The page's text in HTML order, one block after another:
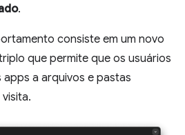
.
consiste em um novo
que permite que os usuários
a arquivos e pastas